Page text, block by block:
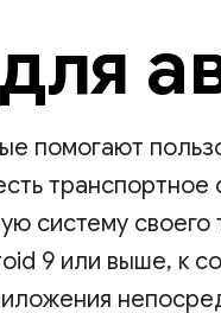
помогают
систему
9 или выше, к